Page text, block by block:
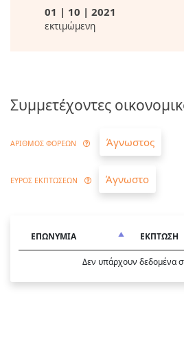
01 | 10 | 2021
εκτιμώμενη
Συμμετέχοντες
ΑΡΙΘΜΟΣ ΦΟΡΕΩΝ Άγνωστος
ΕΥΡΟΣ ΕΚΠΤΩΣΕΩΝ Άγνωστο
ΕΠΩΝΥΜΙΑ ΕΚΠΤΩΣΗ
Δεν υπάρχουν δεδομένα